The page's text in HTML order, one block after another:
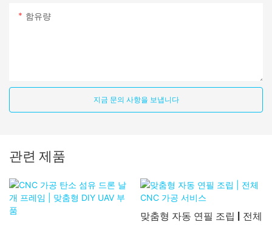
함유량
지금 문의 사항을 보냅니다
관련 제품
맞춤형 자동 연필 조립 | 전체